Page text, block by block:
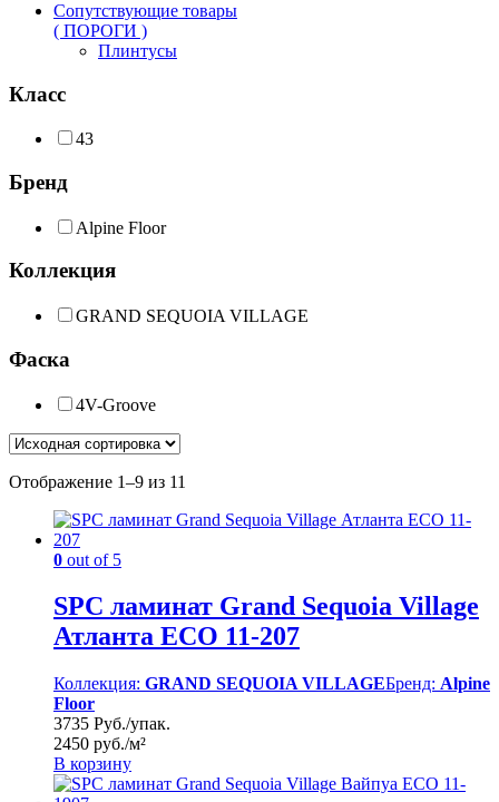
Сопутствующие товары
( ПОРОГИ )
Плинтусы
Класс
43
Бренд
Alpine Floor
Коллекция
GRAND SEQUOIA VILLAGE
Фаска
4V-Groove
Отображение 1–9 из 11
0 out of 5
SPC ламинат Grand Sequoia Village
Атланта ECO 11-207
Коллекция: GRAND SEQUOIA VILLAGEБренд: Alpine
Floor
3735 Руб./упак.
2450 руб./м²
В корзину